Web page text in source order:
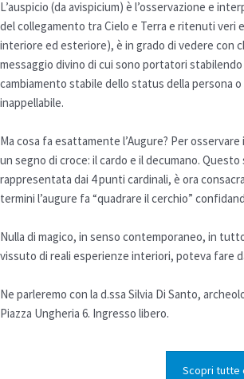
L’auspicio (da avispicium) è l’osservazione e
del collegamento tra Cielo e Terra e ritenuti veri
interiore ed esteriore), è in grado di vedere con
messaggio divino di cui sono portatori stabilendo
cambiamento stabile dello status della persona
inappellabile.
Ma cosa fa esattamente l’Augure? Per
un segno di croce: il cardo e il decumano.
rappresentata dai 4 punti cardinali, è ora
termini l’augure fa “quadrare il cerchio”
Nulla di magico, in senso contemporaneo, in
vissuto di reali esperienze interiori, poteva fare
Ne parleremo con la d.ssa Silvia Di Santo,
Piazza Ungheria 6. Ingresso libero.
Scopri tutte